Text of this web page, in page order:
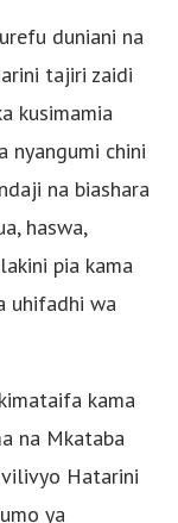
duniani na
tajiri zaidi
kusimamia
nyangumi chini
na biashara
haswa,
pia kama
uhifadhi wa
kama
na Mkataba
Hatarini
ya